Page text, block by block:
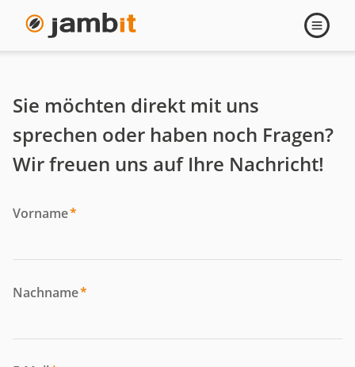
Kontakt
öffnen
Sie möchten direkt mit uns
sprechen oder haben noch Fragen?
Wir freuen uns auf Ihre Nachricht!
Vorname*
Nachname*